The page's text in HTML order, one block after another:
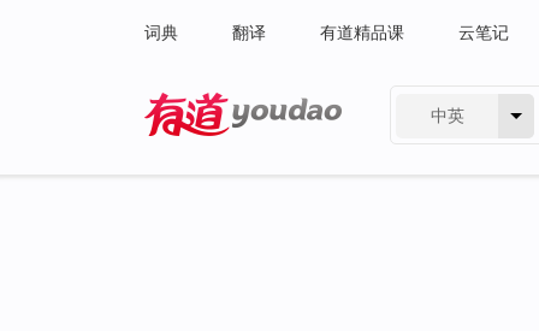
词典 翻译 有道精品课 云笔记
中英